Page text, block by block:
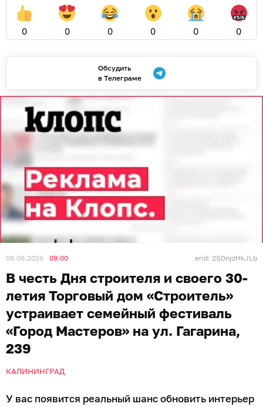
0 0 0 0 0 0
Обсудить
в Телеграме
08.08.2026 09:00 erid: 2SDnjdHkJLb
В честь Дня строителя и своего 30-
летия Торговый дом «Строитель»
устраивает семейный фестиваль
«Город Мастеров» на ул. Гагарина,
239
КАЛИНИНГРАД
У вас появится реальный шанс обновить интерьер